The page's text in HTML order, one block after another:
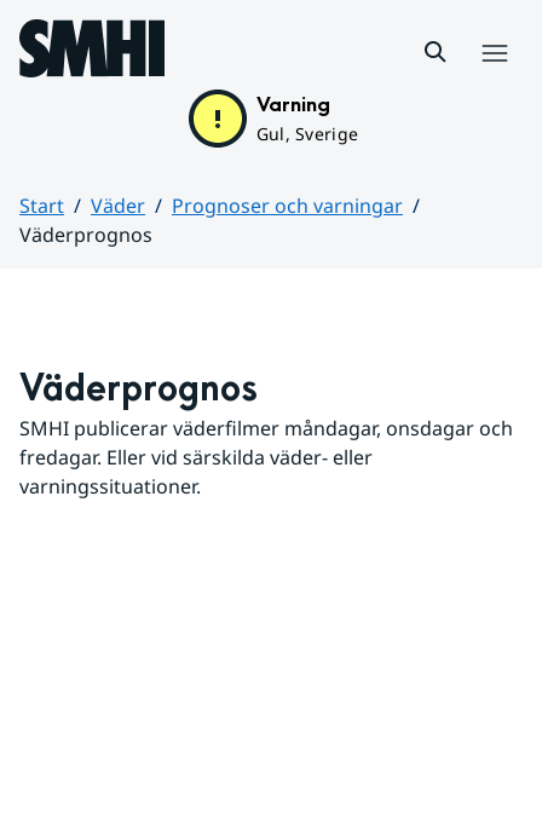
Hoppa till sidans innehåll
Varning
Gul, Sverige
Start Väder
Prognoser och varningar
Väderprognos
Väderprognos
SMHI publicerar väderfilmer måndagar, onsdagar och
fredagar. Eller vid särskilda väder- eller
varningssituationer.